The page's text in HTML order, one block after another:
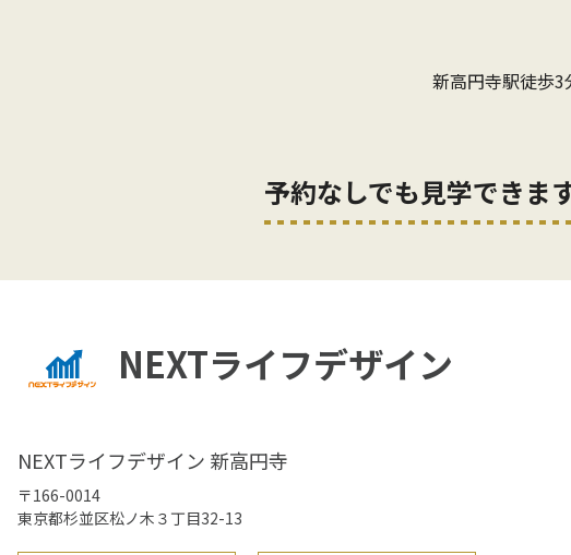
新高円寺駅徒歩
予約なしでも見学できま
NEXTライフデザイン
NEXTライフデザイン 新高円寺
〒166-0014
東京都杉並区松ノ木３丁目32-13